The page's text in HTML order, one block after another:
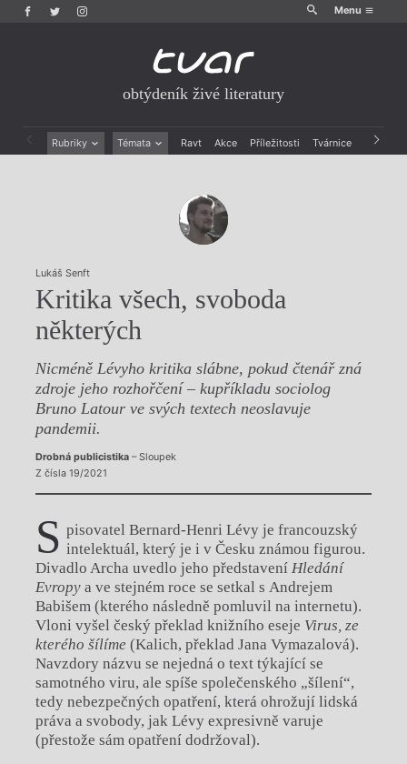
Menu
obtýdeník živé literatury
Rubriky Témata Ravt Akce Příležitosti Tvárnice Archiv
Lukáš Senft
Kritika všech, svoboda
některých
Nicméně Lévyho kritika slábne, pokud čtenář zná
zdroje jeho rozhořčení – kupříkladu sociolog
Bruno Latour ve svých textech neoslavuje
pandemii.
Drobná publicistika– Sloupek
Z čísla 19/2021
S pisovatel Bernard-Henri Lévy je francouzský
intelektuál, který je i v Česku známou figurou.
Divadlo Archa uvedlo jeho představení Hledání
Evropya ve stejném roce se setkal s Andrejem
Babišem (kterého následně pomluvil na internetu).
Vloni vyšel český překlad knižního eseje Virus, ze
kterého šílíme (Kalich, překlad Jana Vymazalová).
Navzdory názvu se nejedná o text týkající se
samotného viru, ale spíše společenského „šílení“,
tedy nebezpečných opatření, která ohrožují lidská
práva a svobody, jak Lévy expresivně varuje
(přestože sám opatření dodržoval).